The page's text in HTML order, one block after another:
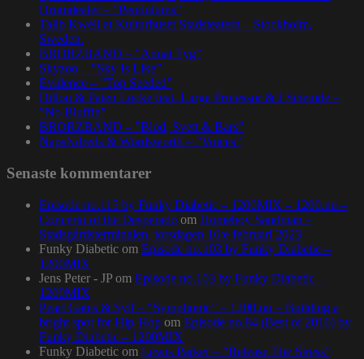
Drumdealer – ”Pendulums”
Talib Kweli at Kulturhuset Stadsteatern – Stockholm,
Sweden.
BRORZBAND – ”Annat Tyg”
Skyzoo – ”Sky Is Like”
Evidence – ”Top Seeded”
Dillon & Paten Locke feat. Large Professor & J Scienide –
”No Bluffin”
BRORZBAND – ”Blod, Svett & Bars”
NapsNdreds & Wordsworth – ”Voices”
Senaste kommentarer
Episode no.115 by Funky Diabetic – 1200MIX – 1200.nu –
Concerto of the Desperado om Homeboy Sandman –
Stadsgårdsterminalen, torsdagen 16:e februari 2023
Funky Diabetic om Episode no.103 by Funky Diabetic –
1200MIX
Jens Peter - JP om Episode no.103 by Funky Diabetic –
1200MIX
Pearl Gates & Syll – “Symphonic” – 1200.nu – Building a
bright spot for Hip-Hop om Episode no.84 (Best of 2016) by
Funky Diabetic – 1200MIX
Funky Diabetic om Lewis Parker – “Release The Stress”